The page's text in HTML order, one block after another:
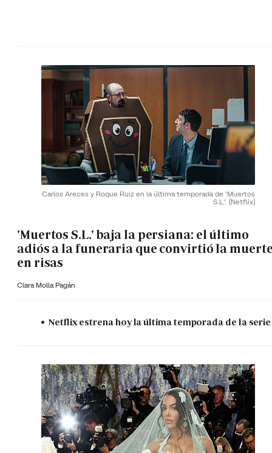
Carlos Areces y Roque Ruiz en la última temporada de 'Muertos
S.L.'. (Netflix)
'Muertos S.L.' baja la persiana: el último
adiós a la funeraria que convirtió la
en risas
Clara Molla Pagán
Netflix estrena hoy la última temporada de la serie